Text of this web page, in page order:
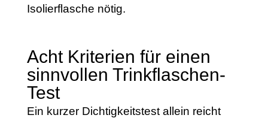
Isolierflasche nötig.
Acht Kriterien für einen
sinnvollen Trinkflaschen-
Test
Ein kurzer Dichtigkeitstest allein reicht